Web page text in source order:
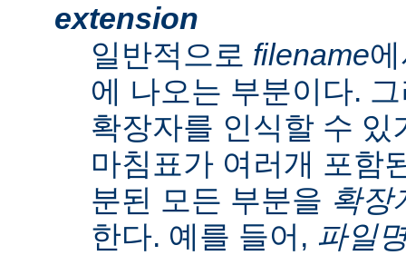
extension
일반적으로 filename
에 나오는 부분이다.
확장자를 인식할 수
마침표가 여러개 포함
분된 모든 부분을 확장
한다. 예를 들어, 파일